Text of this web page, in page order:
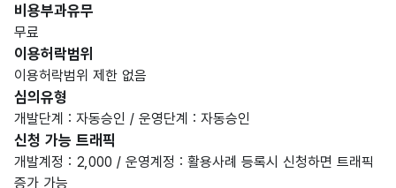
비용부과유무
무료
이용허락범위
이용허락범위 제한 없음
심의유형
개발단계 : 자동승인 / 운영단계 : 자동승인
신청 가능 트래픽
개발계정 : 2,000 / 운영계정 : 활용사례 등록시 신청하면 트래픽
증가 가능